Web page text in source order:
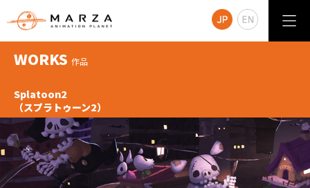
WORKS 作品
Splatoon2
（スプラトゥーン2）